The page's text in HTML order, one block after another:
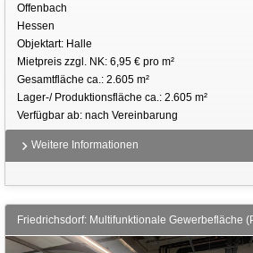
Offenbach
Hessen
Objektart: Halle
Mietpreis zzgl. NK: 6,95 € pro m²
Gesamtfläche ca.: 2.605 m²
Lager-/ Produktionsfläche ca.: 2.605 m²
Verfügbar ab: nach Vereinbarung
Weitere Informationen